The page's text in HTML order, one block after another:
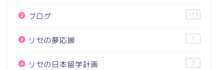
ブログ 115
リセの夢応援 1
リセの日本留学計画 3